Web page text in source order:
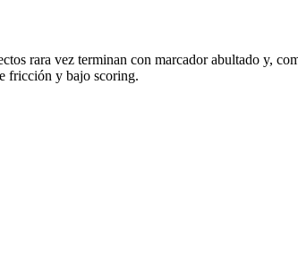
rara vez terminan con marcador abultado y,
fricción y bajo scoring.